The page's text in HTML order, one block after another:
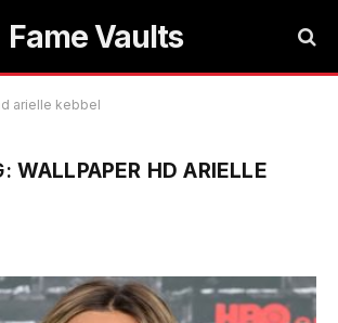
Fame Vaults
arielle kebbel
WALLPAPER HD ARIELLE